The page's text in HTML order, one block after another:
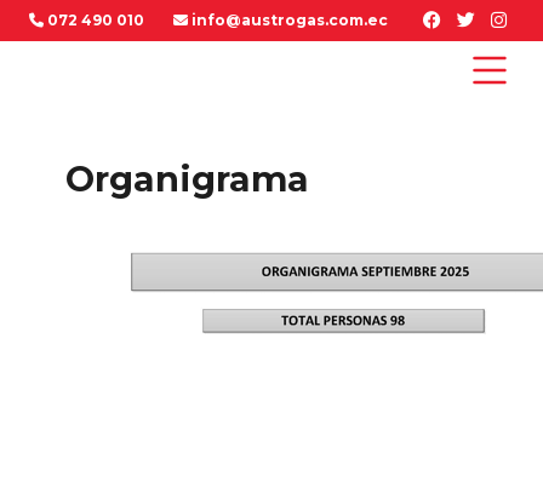
072 490 010 info@austrogas.com.ec
Organigrama